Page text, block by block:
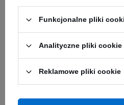
Funkcjonalne pliki
Analityczne pliki cookie
Reklamowe pliki cookie